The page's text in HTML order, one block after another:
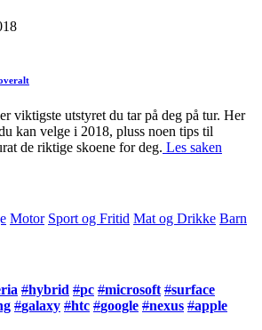
viktigste utstyret du tar på deg på tur. Her
kan velge i 2018, pluss noen tips til
de riktige skoene for deg. Les saken
Motor Sport og Fritid Mat og Drikke Barn
#hybrid #pc #microsoft #surface
#galaxy #htc #google #nexus #apple